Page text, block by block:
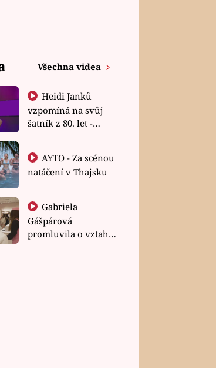
Všechna videa
Heidi Janků
vzpomíná na svůj
šatník z 80. let -
natáčení v Thajsku
Gabriela
Gášpárová
promluvila o vztahu